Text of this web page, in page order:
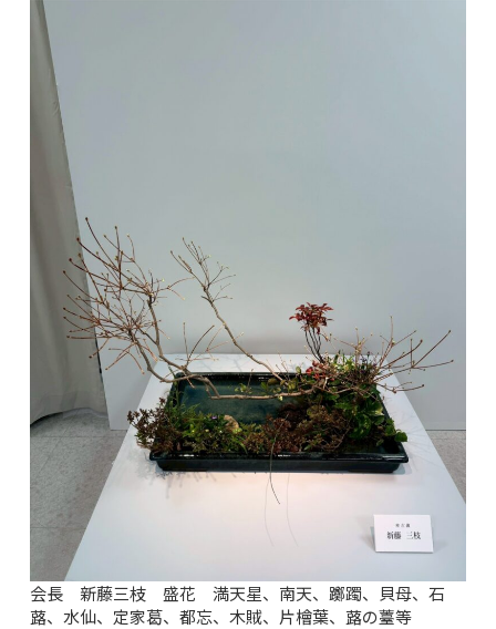
会長 新藤三枝 盛花 満天星、南天、躑躅、貝母、石
蕗、水仙、定家葛、都忘、木賊、片檜葉、蕗の薹等